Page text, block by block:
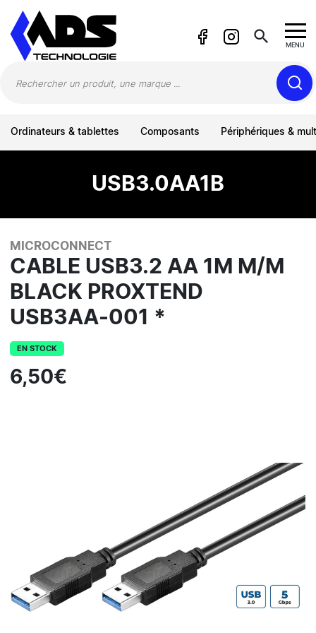
search MENU
Ordinateurs & tablettes Composants Périphériques &
USB3.0AA1B
MICROCONNECT
CABLE USB3.2 AA 1M M/M
BLACK PROXTEND
USB3AA-001 *
EN STOCK
6,50€